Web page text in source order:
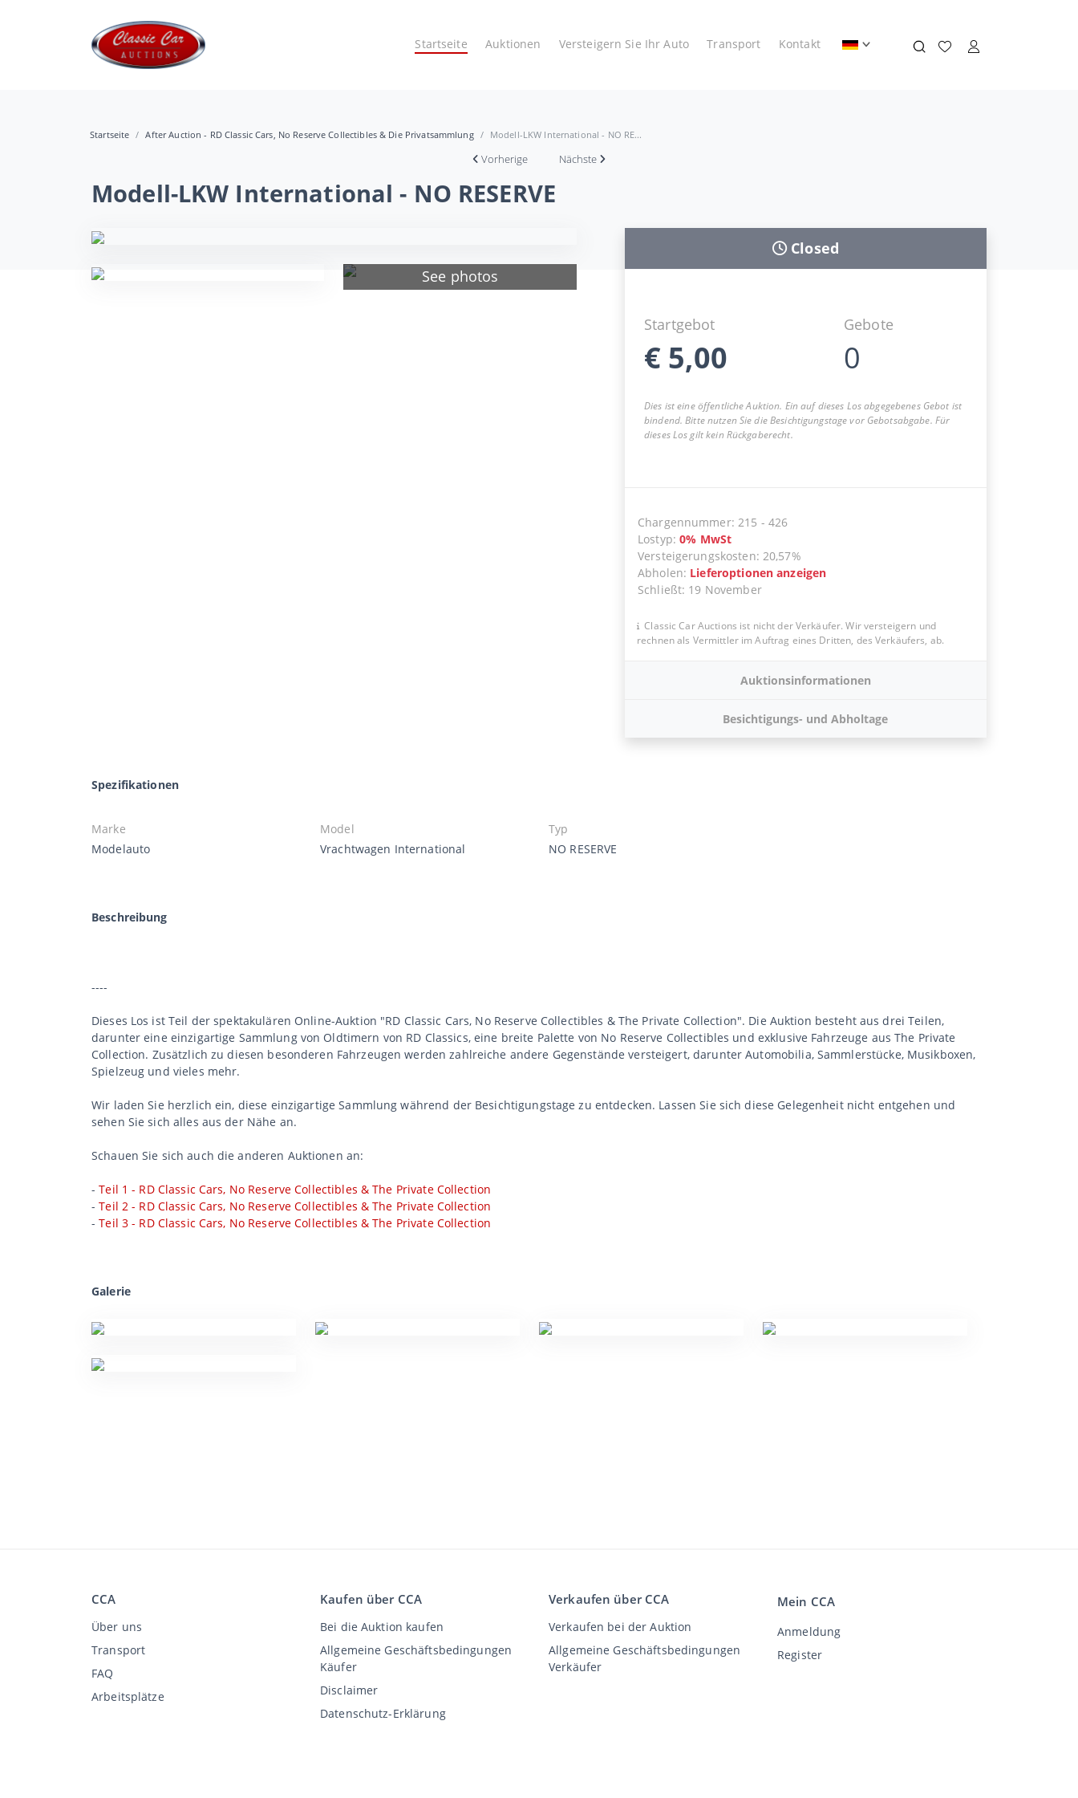
Startseite Auktionen Versteigern Sie Ihr Auto Transport Kontakt
Startseite After Auction - RD Classic Cars, No Reserve Collectibles & Die Privatsammlung Modell-LKW International - NO RE...
Vorherige Nächste
Modell-LKW International - NO RESERVE
See photos
Closed
Startgebot
€ 5,00
Gebote
0
Dies ist eine öffentliche Auktion. Ein auf dieses Los abgegebenes Gebot ist
bindend. Bitte nutzen Sie die Besichtigungstage vor Gebotsabgabe. Für
dieses Los gilt kein Rückgaberecht.
Chargennummer: 215 - 426
Lostyp:0% MwSt
Versteigerungskosten: 20,57%
Abholen: Lieferoptionen anzeigen
Schließt: 19 November
Classic Car Auctions ist nicht der Verkäufer. Wir versteigern und
rechnen als Vermittler im Auftrag eines Dritten, des Verkäufers, ab.
Auktionsinformationen
Besichtigungs- und Abholtage
Spezifikationen
Marke
Modelauto
Model
Vrachtwagen International
Typ
NO RESERVE
Beschreibung
----
Dieses Los ist Teil der spektakulären Online-Auktion "RD Classic Cars, No Reserve Collectibles & The Private Collection". Die Auktion besteht aus drei Teilen,
darunter eine einzigartige Sammlung von Oldtimern von RD Classics, eine breite Palette von No Reserve Collectibles und exklusive Fahrzeuge aus The Private
Collection. Zusätzlich zu diesen besonderen Fahrzeugen werden zahlreiche andere Gegenstände versteigert, darunter Automobilia, Sammlerstücke, Musikboxen,
Spielzeug und vieles mehr.
Wir laden Sie herzlich ein, diese einzigartige Sammlung während der Besichtigungstage zu entdecken. Lassen Sie sich diese Gelegenheit nicht entgehen und
sehen Sie sich alles aus der Nähe an.
Schauen Sie sich auch die anderen Auktionen an:
-Teil 1 - RD Classic Cars, No Reserve Collectibles & The Private Collection
-Teil 2 - RD Classic Cars, No Reserve Collectibles & The Private Collection
-Teil 3 - RD Classic Cars, No Reserve Collectibles & The Private Collection
Galerie
CCA
Über uns
Transport
FAQ
Arbeitsplätze
Kaufen über CCA
Bei die Auktion kaufen
Allgemeine Geschäftsbedingungen
Käufer
Disclaimer
Datenschutz-Erklärung
Verkaufen über CCA
Verkaufen bei der Auktion
Allgemeine Geschäftsbedingungen
Verkäufer
Mein CCA
Anmeldung
Register